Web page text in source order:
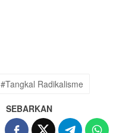
#Tangkal Radikalisme
SEBARKAN